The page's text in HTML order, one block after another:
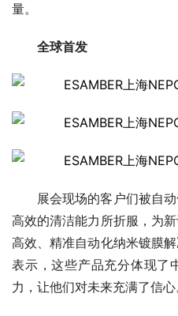
量。
全球首发
展会现场的客户们被自
高效的清洁能力所折服，为
高效、精准自动化纳米镀膜
表示，这些产品充分体现了
力，让他们对未来充满了信心